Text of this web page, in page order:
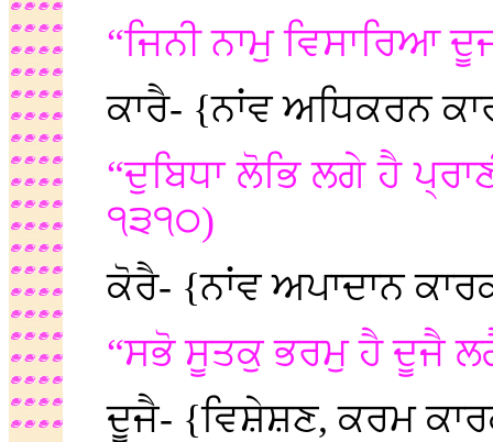
“ਜਿਨੀ ਨਾਮੁ ਵਿਸਾਰਿਆ
ਕਾਰੈ- {ਨਾਂਵ ਅਧਿਕਰਨ
“ਦੁਬਿਧਾ ਲੋਭਿ ਲਗੇ ਹੈ
੧੩੧੦)
ਕੋਰੈ- {ਨਾਂਵ ਅਪਾਦਾਨ
“ਸਭੋ ਸੂਤਕੁ ਭਰਮੁ ਹੈ ਦੂਜੈ
ਦੂਜੈ- {ਵਿਸ਼ੇਸ਼ਣ, ਕਰਮ